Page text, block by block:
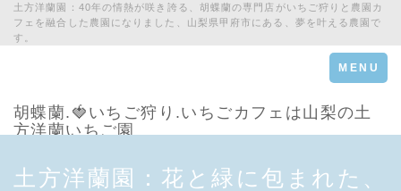
土方洋蘭園：40年の情熱が咲き誇る、胡蝶蘭の専門店がいちご狩りと農園カ
フェを融合した農園になりました、山梨県甲府市にある、夢を叶える農園で
す。
Toggle
navigation
MENU
胡蝶蘭.🍓いちご狩り.いちごカフェは山梨の土
方洋蘭いちご園
土方洋蘭園：花と緑に包まれた、